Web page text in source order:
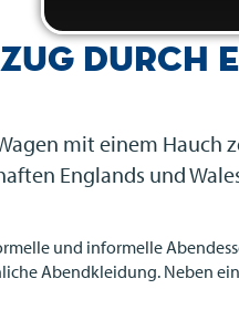
durch
mit einem Hauch
Englands und
und informelle
Abendkleidung. Neben